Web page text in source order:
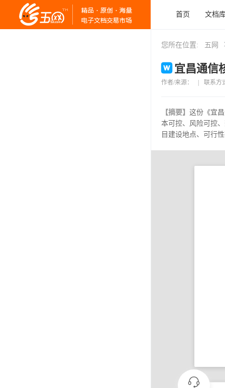
首页 文档
您所在位置: 五网
宜昌通信
作者/来源： 联系方
【摘要】 这份《宜
本可控、风险可控
目建设地点、可行